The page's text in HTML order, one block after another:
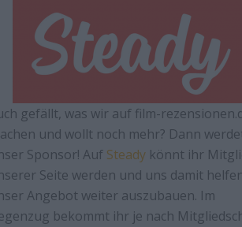
gefällt, was wir auf film-
und wollt noch mehr? Dann
Sponsor! Auf Steady könnt ihr
Seite werden und uns damit
Angebot weiter auszubauen. Im
bekommt ihr je nach